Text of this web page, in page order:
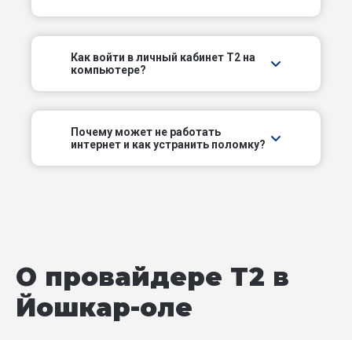
Школьный пер
Элеваторный пер
Элеваторный проезд
б-р 70-летия Победы в Великой
Как войти в личный кабинет T2 на
компьютере?
Почему может не работать
интернет и как устранить поломку?
О провайдере T2 в
Йошкар-оле